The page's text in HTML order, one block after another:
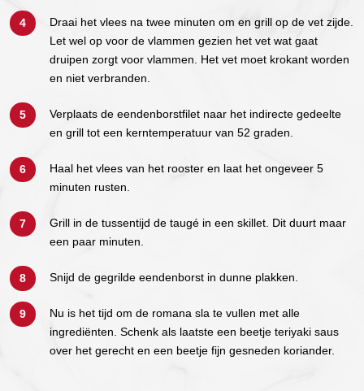
Draai het vlees na twee minuten om en grill op de vet zijde.
Let wel op voor de vlammen gezien het vet wat gaat
druipen zorgt voor vlammen. Het vet moet krokant worden
en niet verbranden.
Verplaats de eendenborstfilet naar het indirecte gedeelte
en grill tot een kerntemperatuur van 52 graden.
Haal het vlees van het rooster en laat het ongeveer 5
minuten rusten.
Grill in de tussentijd de taugé in een skillet. Dit duurt maar
een paar minuten.
Snijd de gegrilde eendenborst in dunne plakken.
Nu is het tijd om de romana sla te vullen met alle
ingrediënten. Schenk als laatste een beetje teriyaki saus
over het gerecht en een beetje fijn gesneden koriander.